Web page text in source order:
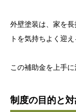
外壁塗装は、家を
トを気持ちよく迎
この補助金を上手
制度の目的と